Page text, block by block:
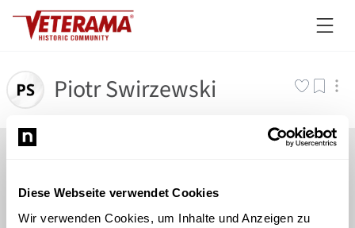
Diese Webseite verwendet Cookies
Wir verwenden Cookies, um Inhalte und Anzeigen zu
Piotr Swirzewski